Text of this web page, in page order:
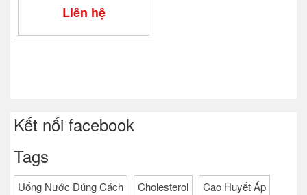
Liên hệ
Kết nối facebook
Tags
Uống Nước Đúng Cách Cholesterol
Cao Huyết Áp